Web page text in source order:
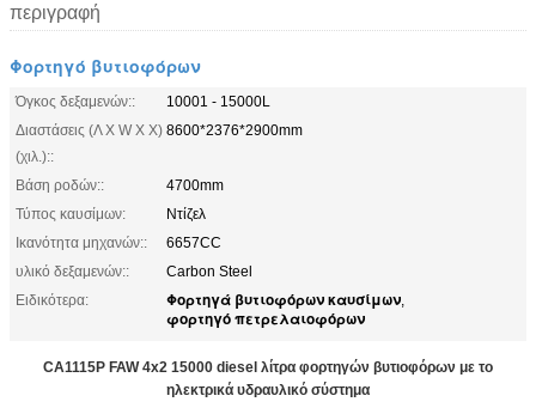
περιγραφή
Φορτηγό βυτιοφόρων
Όγκος δεξαμενών::
10001 - 15000L
Διαστάσεις (Λ Χ W Χ Χ)
(χιλ.)::
8600*2376*2900mm
Βάση ροδών::
4700mm
Τύπος καυσίμων:
Ντίζελ
Ικανότητα μηχανών::
6657CC
υλικό δεξαμενών::
Carbon Steel
Ειδικότερα:
Φορτηγά βυτιοφόρων καυσίμων,
φορτηγό πετρελαιοφόρων
CA1115P FAW 4x2 15000 diesel λίτρα φορτηγών βυτιοφόρων με το
ηλεκτρικά υδραυλικό σύστημα